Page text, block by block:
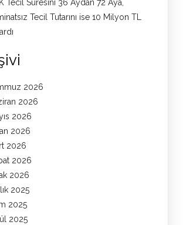
Tecil Süresini 36 Aydan 72 Aya,
Tecil Tutarını ise 10 Milyon TL
2026
2026
2026
2026
2026
2026
2026
2025
2025
2025